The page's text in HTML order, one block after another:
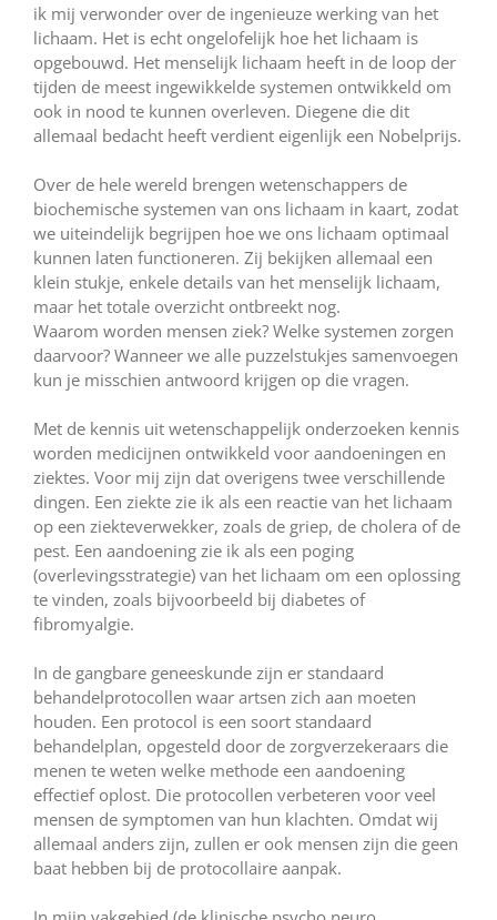
ik mij verwonder over de ingenieuze werking van het
lichaam. Het is echt ongelofelijk hoe het lichaam is
opgebouwd. Het menselijk lichaam heeft in de loop der
tijden de meest ingewikkelde systemen ontwikkeld om
ook in nood te kunnen overleven. Diegene die dit
allemaal bedacht heeft verdient eigenlijk een Nobelprijs.
Over de hele wereld brengen wetenschappers de
biochemische systemen van ons lichaam in kaart, zodat
we uiteindelijk begrijpen hoe we ons lichaam optimaal
kunnen laten functioneren. Zij bekijken allemaal een
klein stukje, enkele details van het menselijk lichaam,
maar het totale overzicht ontbreekt nog.
Waarom worden mensen ziek? Welke systemen zorgen
daarvoor? Wanneer we alle puzzelstukjes samenvoegen
kun je misschien antwoord krijgen op die vragen.
Met de kennis uit wetenschappelijk onderzoeken kennis
worden medicijnen ontwikkeld voor aandoeningen en
ziektes. Voor mij zijn dat overigens twee verschillende
dingen. Een ziekte zie ik als een reactie van het lichaam
op een ziekteverwekker, zoals de griep, de cholera of de
pest. Een aandoening zie ik als een poging
(overlevingsstrategie) van het lichaam om een oplossing
te vinden, zoals bijvoorbeeld bij diabetes of
fibromyalgie.
In de gangbare geneeskunde zijn er standaard
behandelprotocollen waar artsen zich aan moeten
houden. Een protocol is een soort standaard
behandelplan, opgesteld door de zorgverzekeraars die
menen te weten welke methode een aandoening
effectief oplost. Die protocollen verbeteren voor veel
mensen de symptomen van hun klachten. Omdat wij
allemaal anders zijn, zullen er ook mensen zijn die geen
baat hebben bij de protocollaire aanpak.